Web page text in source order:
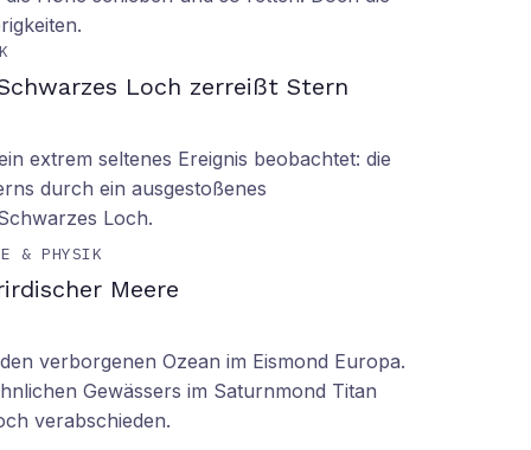
Loch zerreißt Stern
extrem seltenes Ereignis beobachtet: die
durch ein ausgestoßenes
Loch.
& PHYSIK
Meere
verborgenen Ozean im Eismond Europa.
Gewässers im Saturnmond Titan
verabschieden.